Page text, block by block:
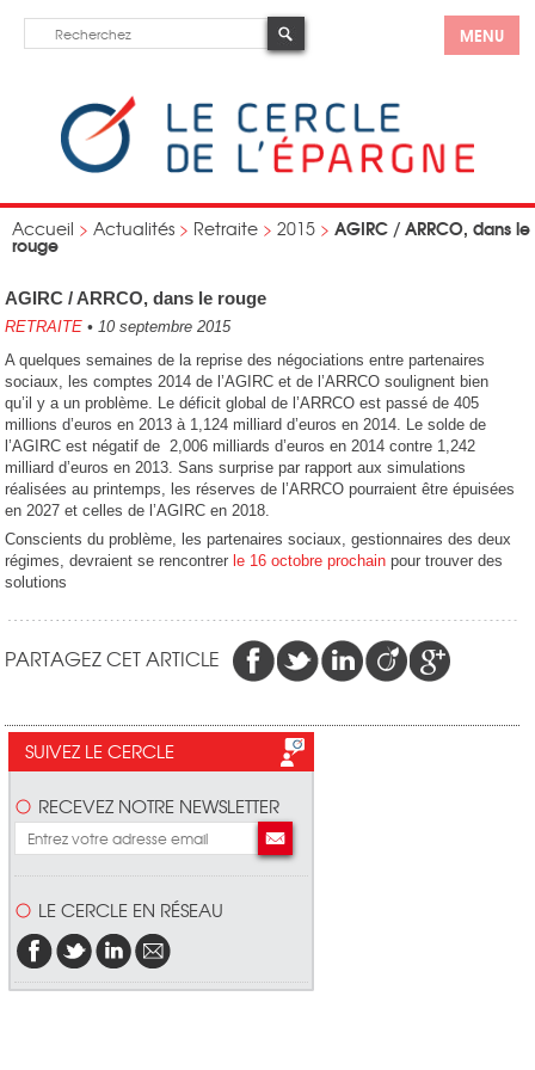
MENU
Accueil > Actualités > Retraite > 2015 > AGIRC / ARRCO, dans le
rouge
AGIRC / ARRCO, dans le rouge
RETRAITE • 10 septembre 2015
A quelques semaines de la reprise des négociations entre partenaires
sociaux, les comptes 2014 de l’AGIRC et de l’ARRCO soulignent bien
qu’il y a un problème. Le déficit global de l’ARRCO est passé de 405
millions d’euros en 2013 à 1,124 milliard d’euros en 2014. Le solde de
l’AGIRC est négatif de 2,006 milliards d’euros en 2014 contre 1,242
milliard d’euros en 2013. Sans surprise par rapport aux simulations
réalisées au printemps, les réserves de l’ARRCO pourraient être épuisées
en 2027 et celles de l’AGIRC en 2018.
Conscients du problème, les partenaires sociaux, gestionnaires des deux
régimes, devraient se rencontrer le 16 octobre prochainpour trouver des
solutions
PARTAGEZ CET ARTICLE
SUIVEZ LE CERCLE
RECEVEZ NOTRE NEWSLETTER
LE CERCLE EN RÉSEAU